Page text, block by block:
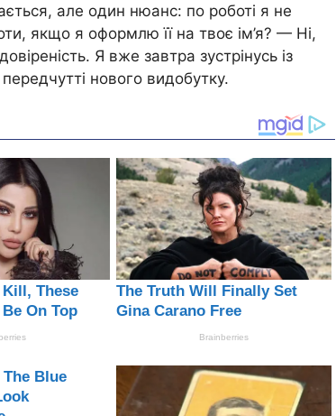
але один нюанс: по роботі я не
якщо я оформлю її на твоє ім’я? — Ні,
Я вже завтра зустрінусь із
нового видобутку.